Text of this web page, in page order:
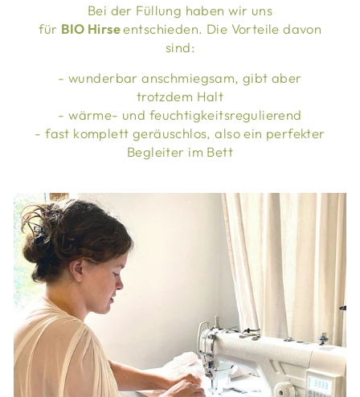
Bei der Füllung haben wir uns
für BIO Hirseentschieden. Die Vorteile davon
sind:
- wunderbar anschmiegsam, gibt aber
trotzdem Halt
- wärme- und feuchtigkeitsregulierend
- fast komplett geräuschlos, also ein perfekter
Begleiter im Bett